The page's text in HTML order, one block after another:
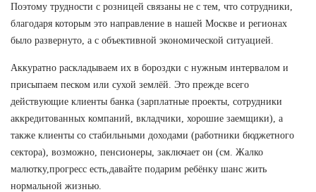
Поэтому трудности с розницей связаны не с тем, что сотрудники,
благодаря которым это направление в нашей Москве и регионах
было развернуто, а с объективной экономической ситуацией.
Аккуратно раскладываем их в бороздки с нужным интервалом и
присыпаем песком или сухой землёй. Это прежде всего
действующие клиенты банка (зарплатные проекты, сотрудники
аккредитованных компаний, вкладчики, хорошие заемщики), а
также клиенты со стабильными доходами (работники бюджетного
сектора), возможно, пенсионеры, заключает он (см. Жалко
малютку,прогресс есть,давайте подарим ребёнку шанс жить
нормальной жизнью.